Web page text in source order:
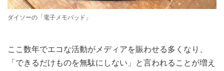
ダイソーの「電子メモパッド」
ここ数年でエコな活動がメディアを賑わせる多くなり、
「できるだけものを無駄にしない」と言われることが増え